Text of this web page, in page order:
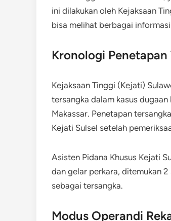
ini dilakukan oleh Kejaksaan
bisa melihat berbagai
Kronologi Penetapan
Kejaksaan Tinggi (Kejati)
tersangka dalam kasus
Makassar. Penetapan
Kejati Sulsel setelah
Asisten Pidana Khusus Kejati
dan gelar perkara, ditemukan
sebagai tersangka.
Modus Operandi